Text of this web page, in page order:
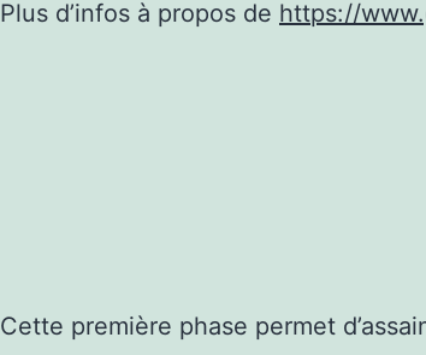
Plus d’infos à propos de https://
Cette première phase permet